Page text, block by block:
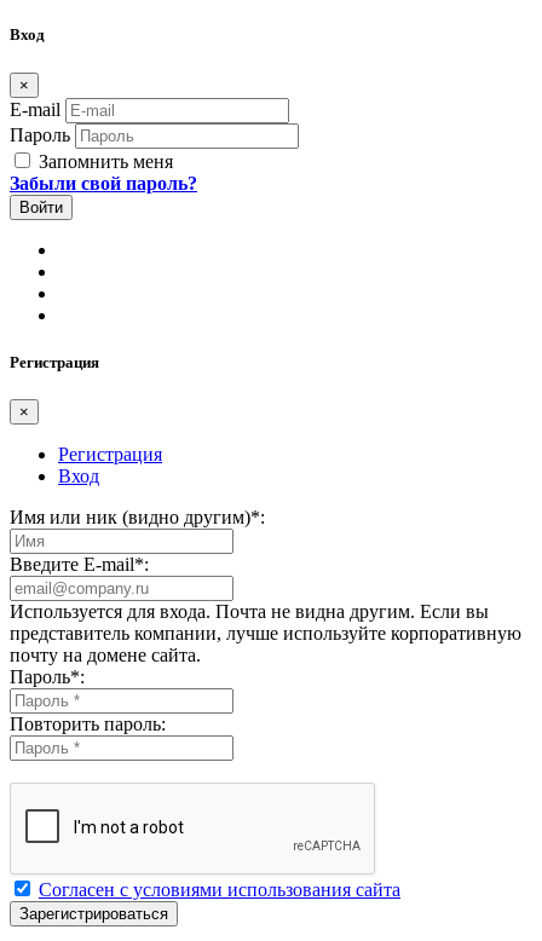
Вход
×
E-mail
Пароль
Запомнить меня
Забыли свой пароль?
Регистрация
×
Регистрация
Вход
Имя или ник (видно другим)*:
Введите E-mail*:
Используется для входа. Почта не видна другим. Если вы
представитель компании, лучше используйте корпоративную
почту на домене сайта.
Пароль*:
Повторить пароль:
Согласен с условиями использования сайта